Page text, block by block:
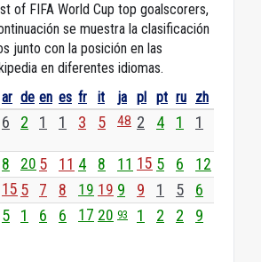
of FIFA World Cup top goalscorers,
se muestra la clasificación
junto con la posición en las
en diferentes idiomas.
ar de en es fr it ja pl pt ru zh
6 2 1 1 3 5 48 2 4 1 1
8 20 5 11 4 8 11 15 5 6 12
15 5 7 8 19 19 9 9 1 5 6
5 1 6 6 17 20 93 1 2 2 9